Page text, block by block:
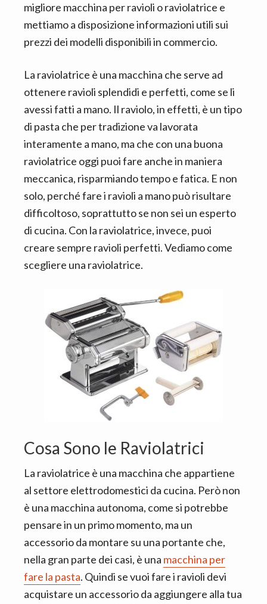
migliore macchina per ravioli o raviolatrice e
mettiamo a disposizione informazioni utili sui
prezzi dei modelli disponibili in commercio.
La raviolatrice è una macchina che serve ad
ottenere ravioli splendidi e perfetti, come se li
avessi fatti a mano. Il raviolo, in effetti, è un tipo
di pasta che per tradizione va lavorata
interamente a mano, ma che con una buona
raviolatrice oggi puoi fare anche in maniera
meccanica, risparmiando tempo e fatica. E non
solo, perché fare i ravioli a mano può risultare
difficoltoso, soprattutto se non sei un esperto
di cucina. Con la raviolatrice, invece, puoi
creare sempre ravioli perfetti. Vediamo come
scegliere una raviolatrice.
Cosa Sono le Raviolatrici
La raviolatrice è una macchina che appartiene
al settore elettrodomestici da cucina. Però non
è una macchina autonoma, come si potrebbe
pensare in un primo momento, ma un
accessorio da montare su una portante che,
nella gran parte dei casi, è una macchina per
fare la pasta. Quindi se vuoi fare i ravioli devi
acquistare un accessorio da aggiungere alla tua